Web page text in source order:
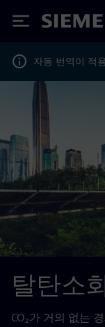
Siemens
자동 번역이 적
탈탄소
CO₂가 거의 없는